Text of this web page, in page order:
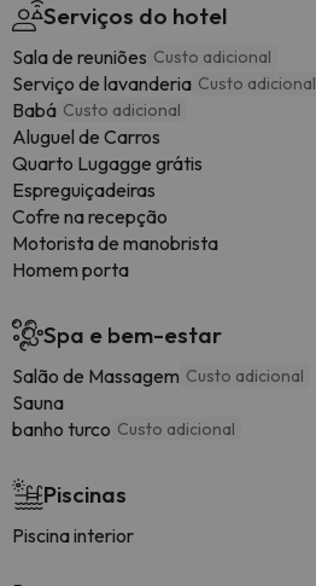
Serviços do hotel
Sala de reuniões Custo adicional
Serviço de lavanderia Custo adicional
Babá Custo adicional
Aluguel de Carros
Quarto Lugagge grátis
Espreguiçadeiras
Cofre na recepção
Motorista de manobrista
Homem porta
Spa e bem-estar
Salão de Massagem Custo adicional
Sauna
banho turco Custo adicional
Piscinas
Piscina interior